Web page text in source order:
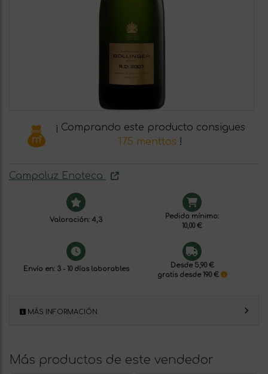
¡ Comprando este producto consigues
175 menttos !
Campoluz Enoteca
Valoración: 4,3
Pedido mínimo:
10,00 €
Envío en: 3 - 10 días laborables
Desde 5,90 €
gratis desde 190 €
MÁS INFORMACIÓN
Más productos de este vendedor